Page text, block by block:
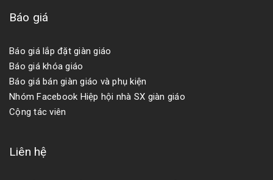
Báo giá
Báo giá lắp đặt giàn giáo
Báo giá khóa giáo
Báo giá bán giàn giáo và phụ kiện
Nhóm Facebook Hiệp hội nhà SX giàn giáo
Cộng tác viên
Liên hệ